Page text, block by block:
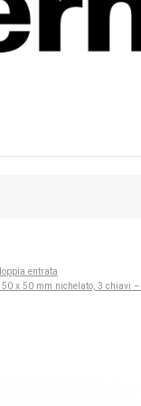
entrata
50 x 50 mm nichelato, 3 chiavi –